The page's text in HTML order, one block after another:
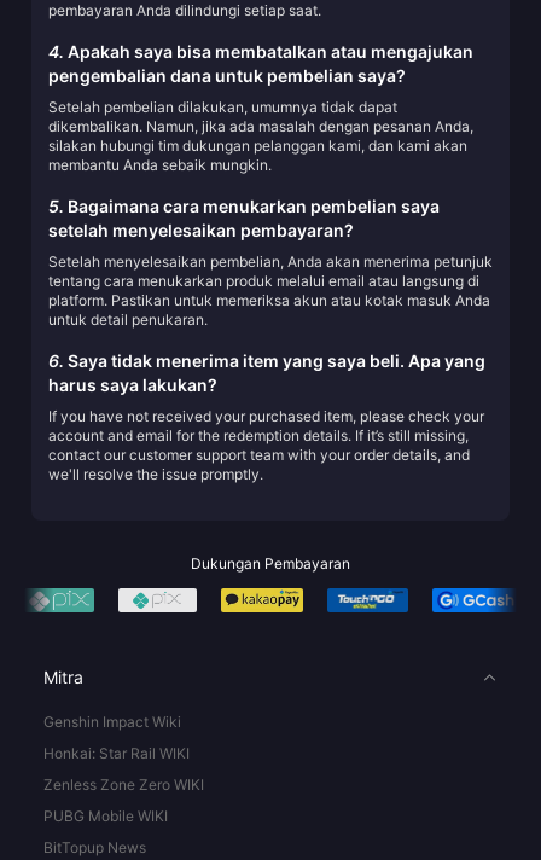
pembayaran Anda dilindungi setiap saat.
4. Apakah saya bisa membatalkan atau mengajukan
pengembalian dana untuk pembelian saya?
Setelah pembelian dilakukan, umumnya tidak dapat
dikembalikan. Namun, jika ada masalah dengan pesanan Anda,
silakan hubungi tim dukungan pelanggan kami, dan kami akan
membantu Anda sebaik mungkin.
5. Bagaimana cara menukarkan pembelian saya
setelah menyelesaikan pembayaran?
Setelah menyelesaikan pembelian, Anda akan menerima petunjuk
tentang cara menukarkan produk melalui email atau langsung di
platform. Pastikan untuk memeriksa akun atau kotak masuk Anda
untuk detail penukaran.
6. Saya tidak menerima item yang saya beli. Apa yang
harus saya lakukan?
If you have not received your purchased item, please check your
account and email for the redemption details. If it’s still missing,
contact our customer support team with your order details, and
we'll resolve the issue promptly.
Dukungan Pembayaran
Mitra
Genshin Impact Wiki
Honkai: Star Rail WIKI
Zenless Zone Zero WIKI
PUBG Mobile WIKI
BitTopup News